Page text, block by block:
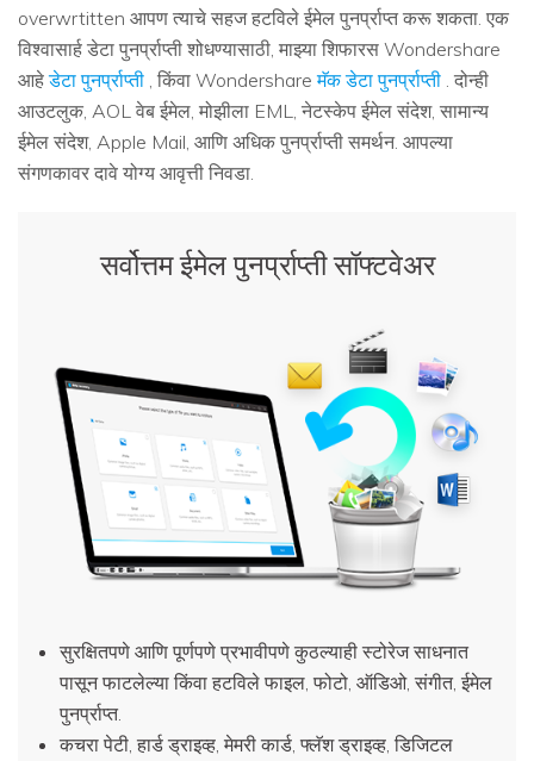
overwrtitten आपण त्याचे सहज हटविले ईमेल पुनर्प्राप्त करू शकता. एक
विश्वासार्ह डेटा पुनर्प्राप्ती शोधण्यासाठी, माझ्या शिफारस Wondershare
आहेडेटा पुनर्प्राप्ती , किंवा Wondershareमॅक डेटा पुनर्प्राप्ती . दोन्ही
आउटलुक, AOL वेब ईमेल, मोझीला EML, नेटस्केप ईमेल संदेश, सामान्य
ईमेल संदेश, Apple Mail, आणि अधिक पुनर्प्राप्ती समर्थन. आपल्या
संगणकावर दावे योग्य आवृत्ती निवडा.
सर्वोत्तम ईमेल पुनर्प्राप्ती सॉफ्टवेअर
सुरक्षितपणे आणि पूर्णपणे प्रभावीपणे कुठल्याही स्टोरेज साधनात
पासून फाटलेल्या किंवा हटविले फाइल, फोटो, ऑडिओ, संगीत, ईमेल
पुनर्प्राप्त.
कचरा पेटी, हार्ड ड्राइव्ह, मेमरी कार्ड, फ्लॅश ड्राइव्ह, डिजिटल